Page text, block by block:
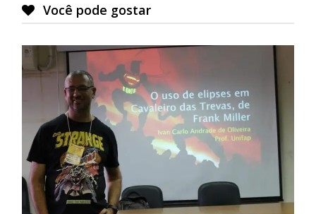
Você pode gostar